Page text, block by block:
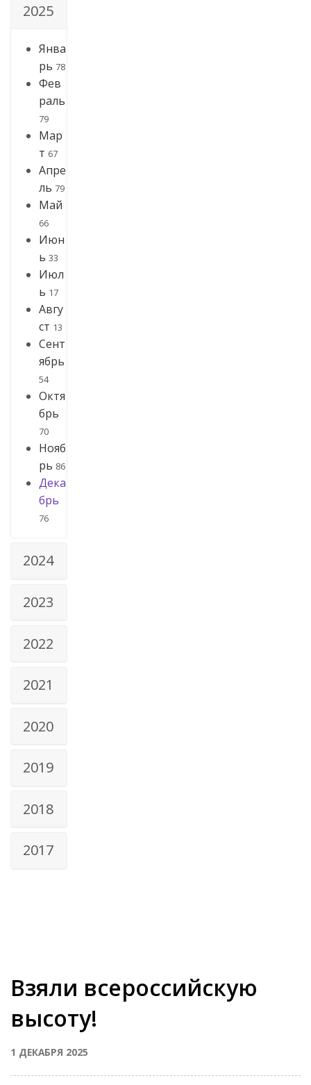
2025
Янва
рь 78
Фев
раль
79
Мар
т 67
Апре
ль 79
Май
66
Июн
ь 33
Июл
ь 17
Авгу
ст 13
Сент
ябрь
54
Октя
брь
70
Нояб
рь 86
Дека
брь
76
2024
2023
2022
2021
2020
2019
2018
2017
Взяли всероссийскую
высоту!
1 ДЕКАБРЯ 2025